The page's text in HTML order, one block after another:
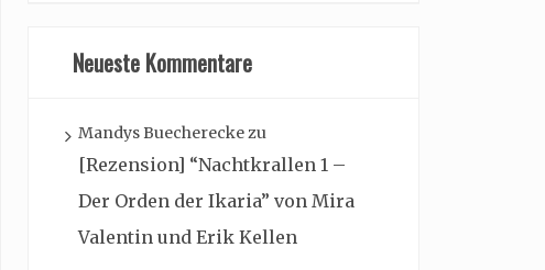
Neueste Kommentare
Mandys Buechereckezu
[Rezension] “Nachtkrallen 1 –
Der Orden der Ikaria” von Mira
Valentin und Erik Kellen